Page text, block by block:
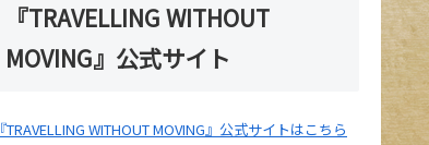
『TRAVELLING WITHOUT
MOVING』公式サイト
『TRAVELLING WITHOUT MOVING』公式サイトはこちら